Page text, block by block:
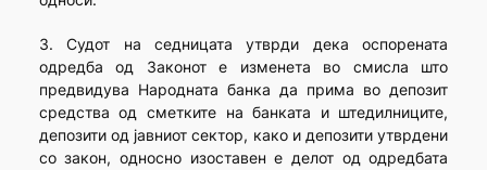
3. Судот на седницата утврди дека оспорената
одредба од Законот е изменета во смисла што
предвидува Народната банка да прима во депозит
средства од сметките на банката и штедилниците,
депозити од јавниот сектор, како и депозити утврдени
со закон, односно изоставен е делот од одредбата